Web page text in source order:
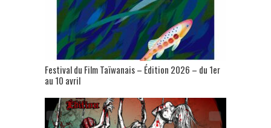
Festival du Film Taïwanais – Édition 2026 – du 1er
au 10 avril